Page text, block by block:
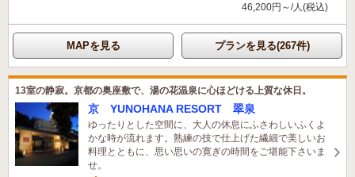
46,200円～/人(税込)
MAPを見る プランを見る(267件)
13室の静寂。京都の奥座敷で、湯の花温泉に心ほどける上質な休日。
京 YUNOHANA RESORT 翠泉
ゆったりとした空間に、大人の休息にふさわしいふくよ
かな時が流れます。熟練の技で仕上げた繊細で美しいお
料理とともに、思い思いの寛ぎの時間をご堪能下さいま
せ。